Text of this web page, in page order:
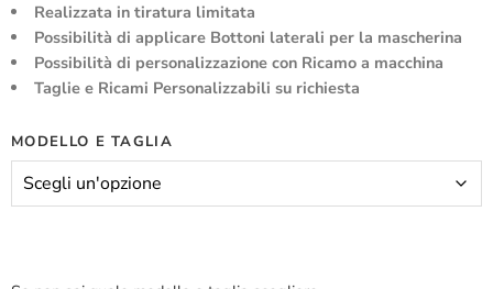
Realizzata in tiratura limitata
Possibilità di applicare Bottoni laterali per la mascherina
Possibilità di personalizzazione con Ricamo a macchina
Taglie e Ricami Personalizzabili su richiesta
MODELLO E TAGLIA